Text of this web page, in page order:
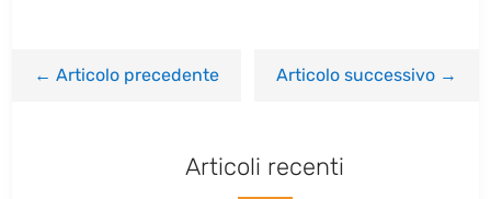
←Articolo precedente Articolo successivo→
Articoli recenti